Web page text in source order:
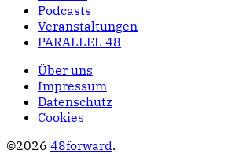
Podcasts
Veranstaltungen
PARALLEL 48
Über uns
Impressum
Datenschutz
Cookies
©2026 48forward.